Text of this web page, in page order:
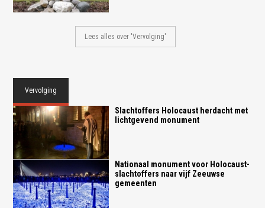
Lees alles over 'Vervolging'
Vervolging
Slachtoffers Holocaust herdacht met
lichtgevend monument
Nationaal monument voor Holocaust-
slachtoffers naar vijf Zeeuwse
gemeenten